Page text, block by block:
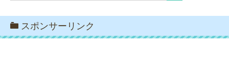
スポンサーリンク